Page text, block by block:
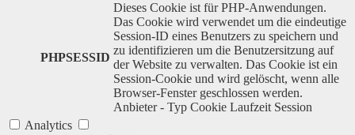
PHPSESSID
Dieses Cookie ist für PHP-Anwendungen.
Das Cookie wird verwendet um die eindeutige
Session-ID eines Benutzers zu speichern und
zu identifizieren um die Benutzersitzung auf
der Website zu verwalten. Das Cookie ist ein
Session-Cookie und wird gelöscht, wenn alle
Browser-Fenster geschlossen werden.
Anbieter - Typ Cookie Laufzeit Session
Analytics